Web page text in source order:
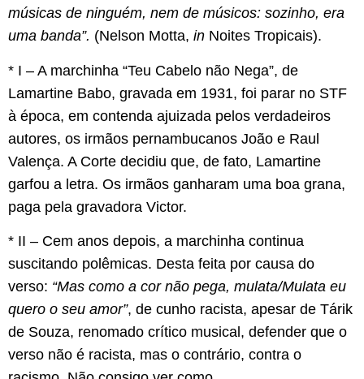
músicas de ninguém, nem de músicos: sozinho, era
uma banda”. (Nelson Motta, in Noites Tropicais).
* I – A marchinha “Teu Cabelo não Nega”, de
Lamartine Babo, gravada em 1931, foi parar no STF
à época, em contenda ajuizada pelos verdadeiros
autores, os irmãos pernambucanos João e Raul
Valença. A Corte decidiu que, de fato, Lamartine
garfou a letra. Os irmãos ganharam uma boa grana,
paga pela gravadora Victor.
* II – Cem anos depois, a marchinha continua
suscitando polêmicas. Desta feita por causa do
verso: “Mas como a cor não pega, mulata/Mulata eu
quero o seu amor”, de cunho racista, apesar de Tárik
de Souza, renomado crítico musical, defender que o
verso não é racista, mas o contrário, contra o